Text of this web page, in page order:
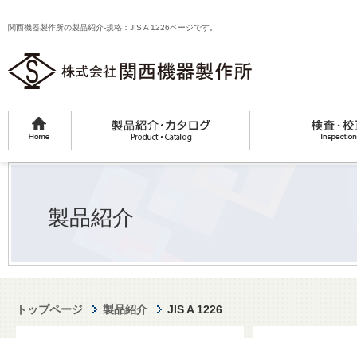
関西機器製作所の製品紹介-規格：JIS A 1226ページです。
製品紹介
トップページ 製品紹介 JIS A 1226